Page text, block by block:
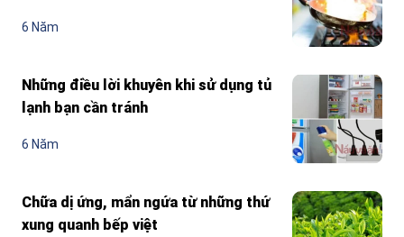
6 Năm
Những điều lời khuyên khi sử dụng tủ
lạnh bạn cần tránh
6 Năm
Chữa dị ứng, mẩn ngứa từ những thứ
xung quanh bếp việt